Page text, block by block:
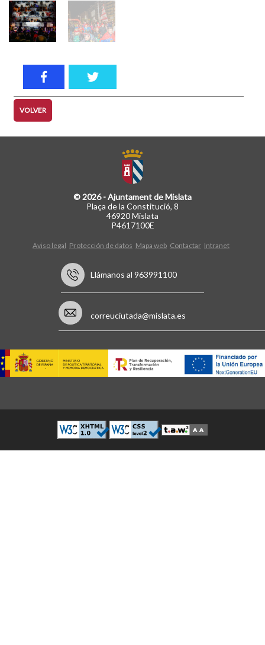
VOLVER
© 2026 - Ajuntament de Mislata
Plaça de la Constitució, 8
46920 Mislata
P4617100E
Aviso legal Protección de datos Mapa web Contactar Intranet
Llámanos al 963991100
correuciutada@mislata.es